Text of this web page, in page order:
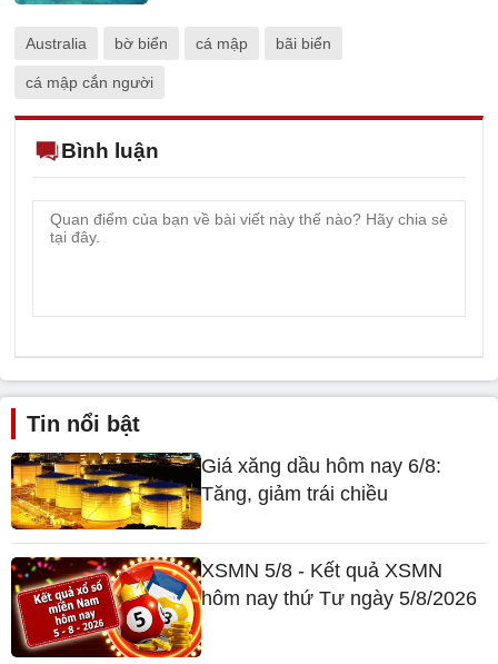
Australia bờ biển cá mập bãi biển
cá mập cắn người
Bình luận
Tin nổi bật
Giá xăng dầu hôm nay 6/8:
Tăng, giảm trái chiều
XSMN 5/8 - Kết quả XSMN
hôm nay thứ Tư ngày 5/8/2026